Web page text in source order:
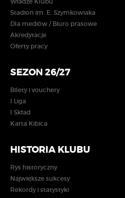
Stadion im. E. Szymkowiaka
Dla mediów / Biuro prasowe
Akredytacje
Oferty pracy
SEZON 26/27
Bilety i vouchery
I Liga
I Skład
Karta Kibica
HISTORIA KLUBU
Rys historyczny
Największe sukcesy
Rekordy i statystyki